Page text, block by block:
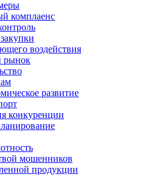
комплаенс
воздействия
рынок
развитие
конкуренции
мошенников
продукции